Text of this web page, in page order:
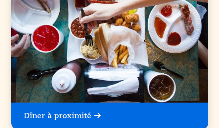
Dîner à proximité